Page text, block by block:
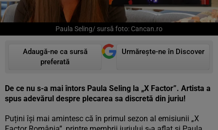
Paula Seling/ sursă foto: Cancan.ro
Adaugă-ne ca sursă
preferată
Urmărește-ne în Discover
De ce nu s-a mai întors Paula Seling la „X Factor”. Artista a
spus adevărul despre plecarea sa discretă din juriu!
Puțini își mai amintesc că în primul sezon al emisiunii „X